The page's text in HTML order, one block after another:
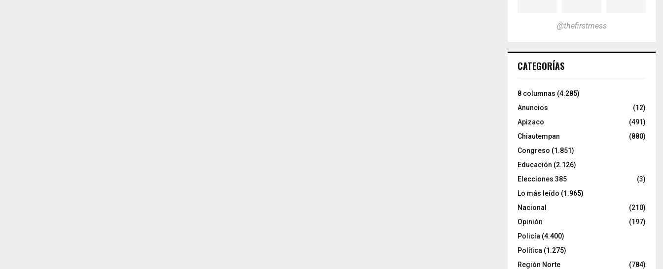
@thefirstmess
CATEGORÍAS
8 columnas (4.285)
Anuncios
(12)
Apizaco
(491)
Chiautempan
(880)
Congreso (1.851)
Educación (2.126)
Elecciones 385
(3)
Lo más leído (1.965)
Nacional
(210)
Opinión
(197)
Policía (4.400)
Política (1.275)
Región Norte
(784)